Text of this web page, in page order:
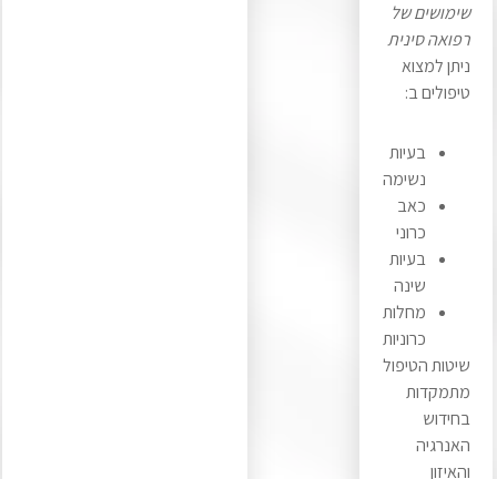
שימושים של
רפואה סינית
ניתן למצוא
טיפולים ב:
בעיות
נשימה
כאב
כרוני
בעיות
שינה
מחלות
כרוניות
שיטות הטיפול
מתמקדות
בחידוש
האנרגיה
והאיזון